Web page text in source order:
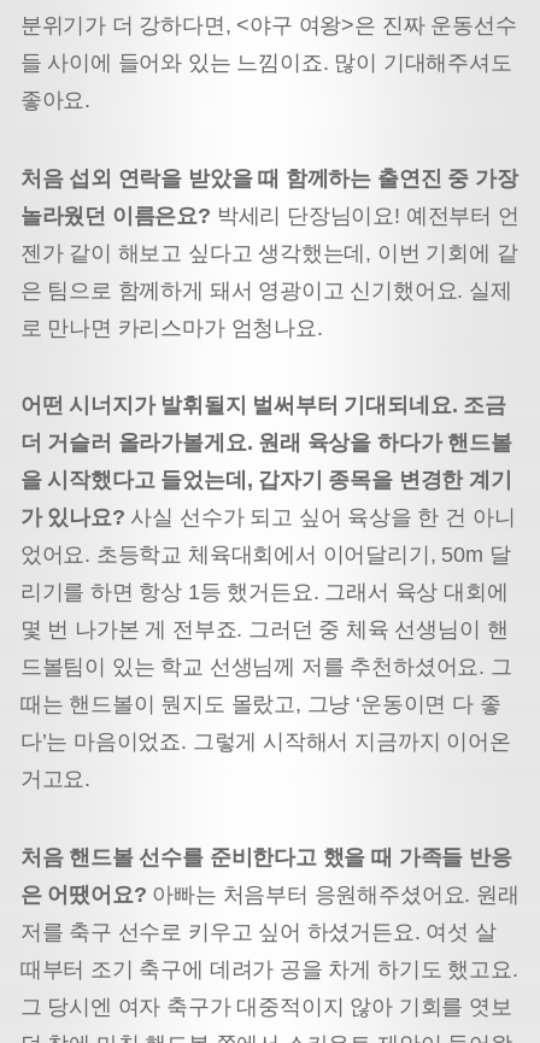
분위기가 더 강하다면, <야구 여왕>은 진짜 운동선수
들 사이에 들어와 있는 느낌이죠. 많이 기대해주셔도
좋아요.
처음 섭외 연락을 받았을 때 함께하는 출연진 중 가장
놀라웠던 이름은요? 박세리 단장님이요! 예전부터 언
젠가 같이 해보고 싶다고 생각했는데, 이번 기회에 같
은 팀으로 함께하게 돼서 영광이고 신기했어요. 실제
로 만나면 카리스마가 엄청나요.
어떤 시너지가 발휘될지 벌써부터 기대되네요. 조금
더 거슬러 올라가볼게요. 원래 육상을 하다가 핸드볼
을 시작했다고 들었는데, 갑자기 종목을 변경한 계기
가 있나요? 사실 선수가 되고 싶어 육상을 한 건 아니
었어요. 초등학교 체육대회에서 이어달리기, 50m 달
리기를 하면 항상 1등 했거든요. 그래서 육상 대회에
몇 번 나가본 게 전부죠. 그러던 중 체육 선생님이 핸
드볼팀이 있는 학교 선생님께 저를 추천하셨어요. 그
때는 핸드볼이 뭔지도 몰랐고, 그냥 ‘운동이면 다 좋
다’는 마음이었죠. 그렇게 시작해서 지금까지 이어온
거고요.
처음 핸드볼 선수를 준비한다고 했을 때 가족들 반응
은 어땠어요? 아빠는 처음부터 응원해주셨어요. 원래
저를 축구 선수로 키우고 싶어 하셨거든요. 여섯 살
때부터 조기 축구에 데려가 공을 차게 하기도 했고요.
그 당시엔 여자 축구가 대중적이지 않아 기회를 엿보